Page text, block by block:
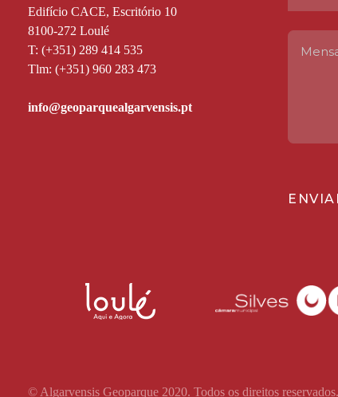
Edifício CACE, Escritório 10
8100-272 Loulé
T: (+351) 289 414 535
Tlm: (+351) 960 283 473
© Algarvensis Geoparque 2020. Todos os direitos reservados.